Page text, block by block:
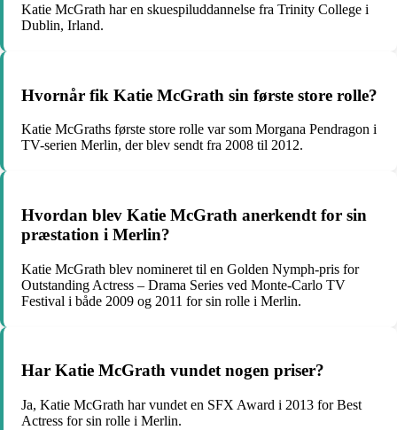
Katie McGrath har en skuespiluddannelse fra Trinity College i
Dublin, Irland.
Hvornår fik Katie McGrath sin første store rolle?
Katie McGraths første store rolle var som Morgana Pendragon i
TV-serien Merlin, der blev sendt fra 2008 til 2012.
Hvordan blev Katie McGrath anerkendt for sin
præstation i Merlin?
Katie McGrath blev nomineret til en Golden Nymph-pris for
Outstanding Actress – Drama Series ved Monte-Carlo TV
Festival i både 2009 og 2011 for sin rolle i Merlin.
Har Katie McGrath vundet nogen priser?
Ja, Katie McGrath har vundet en SFX Award i 2013 for Best
Actress for sin rolle i Merlin.